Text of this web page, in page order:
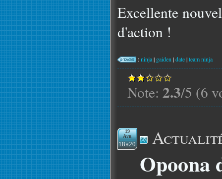
Excellente
d'action !
:ninja| gaiden |date|team ninja
Note: 2.3/5 (6
19
Avr
18h20
Opoona